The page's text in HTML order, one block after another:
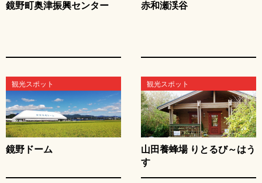
鏡野町奥津振興センター 赤和瀬渓谷
観光スポット
鏡野ドーム
観光スポット
山田養蜂場 りとるび～はう
す